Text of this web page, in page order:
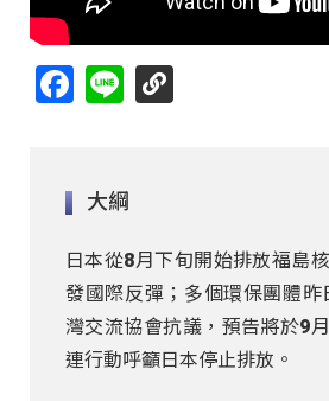
Facebook
Line
大綱
日本從8月下旬開始排放福島
發國際反彈；多個環保團體
灣交流協會抗議，預告將於9
連行動呼籲日本停止排放。